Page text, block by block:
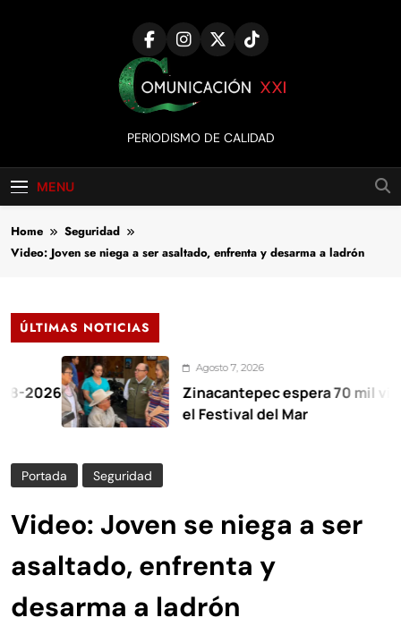
Comunicación
XXI
PERIODISMO DE CALIDAD
MENU
Home
Seguridad
Video: Joven se niega a ser asaltado, enfrenta y desarma a ladrón
ÚLTIMAS NOTICIAS
Agosto 7, 2026
Zinacantepec espera 70 mil visitantes
el Festival del Mar
Portada Seguridad
Video: Joven se niega a ser
asaltado, enfrenta y
desarma a ladrón